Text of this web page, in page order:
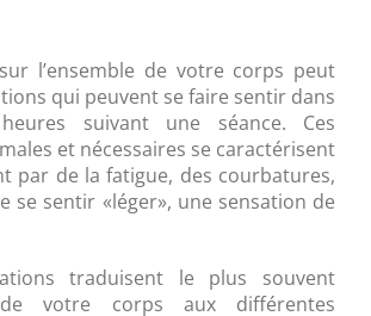
l’ensemble de votre corps peut
qui peuvent se faire sentir dans
suivant une séance. Ces
et nécessaires se caractérisent
par de la fatigue, des courbatures,
se sentir «léger», une sensation de
traduisent le plus souvent
de votre corps aux différentes